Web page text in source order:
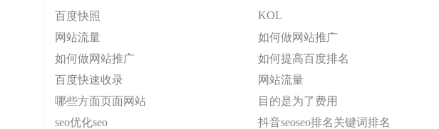
百度快照
KOL
网站流量
如何做网站推广
如何做网站推广
如何提高百度排名
百度快速收录
网站流量
哪些方面页面网站
目的是为了费用
seo优化seo
抖音seoseo排名关键词排名